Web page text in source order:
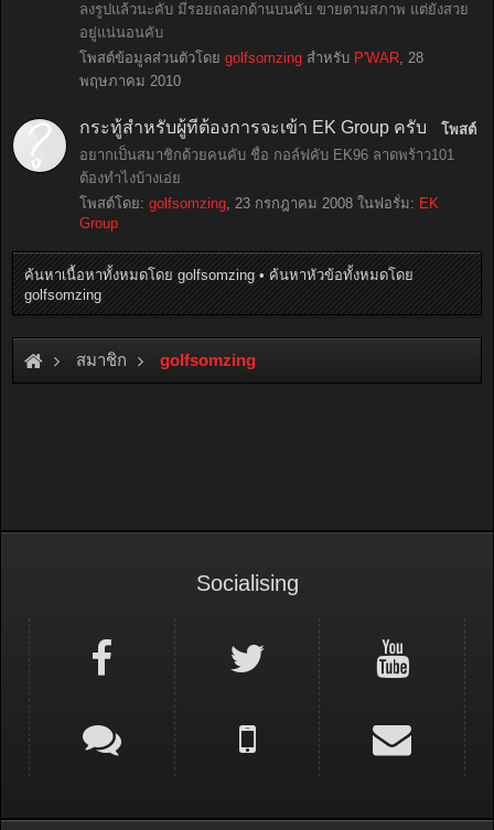
ลงรูปแล้วนะคับ มีรอยถลอกด้านบนคับ ขายตามสภาพ แต่ยังสวย
อยู่แน่นอนคับ
โพสต์ข้อมูลส่วนตัวโดย golfsomzing สำหรับ P'WAR, 28
พฤษภาคม 2010
โพสต์
กระทู้สำหรับผู้ที่ต้องการจะเข้า EK Group ครับ
อยากเป็นสมาชิกด้วยคนคับ ชื่อ กอล์ฟคับ EK96 ลาดพร้าว101
ต้องทำไงบ้างเอ่ย
โพสต์โดย: golfsomzing, 23 กรกฎาคม 2008 ในฟอรั่ม: EK
Group
ค้นหาเนื้อหาทั้งหมดโดย golfsomzing
ค้นหาหัวข้อทั้งหมดโดย
golfsomzing
สมาชิก golfsomzing
Socialising